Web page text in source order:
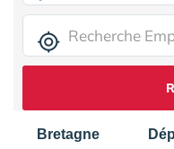
Bretagne